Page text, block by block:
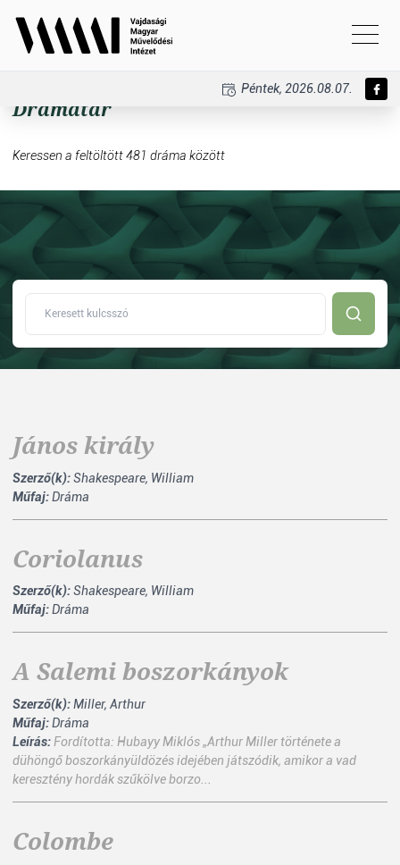
Péntek, 2026.08.07.
Drámatár
Keressen a feltöltött 481 dráma között
János király
Szerző(k):Shakespeare, William
Műfaj:Dráma
Coriolanus
Szerző(k):Shakespeare, William
Műfaj:Dráma
A Salemi boszorkányok
Szerző(k):Miller, Arthur
Műfaj:Dráma
Leírás: Fordította: Hubayy Miklós „Arthur Miller története a
dühöngő boszorkányüldözés idejében játszódik, amikor a vad
keresztény hordák szűkölve borzo...
Colombe